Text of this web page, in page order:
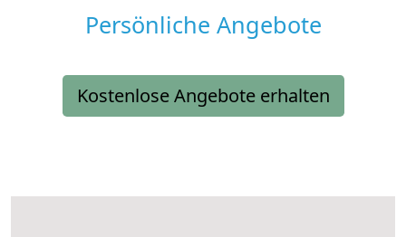
Persönliche Angebote
Kostenlose Angebote erhalten